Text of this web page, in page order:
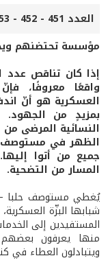
العدد 451 - 452 - 453 - كانون الثاني 2023
مؤسسة تحتضنهم
إذا كان تناقص عدد
واقعًا معروفًا،
العسكرية هو أنّ
بمزيدٍ من الجهود.
النسائية المرضى من
الظهر في مستوصف
جميع من أتوا
المسار من التضحية.
يُغطي مستوصف حلبا –
شبابها البزّة
المستفيدين إلى
منها يعرفون بعضهم
ويتبادلون العطاء